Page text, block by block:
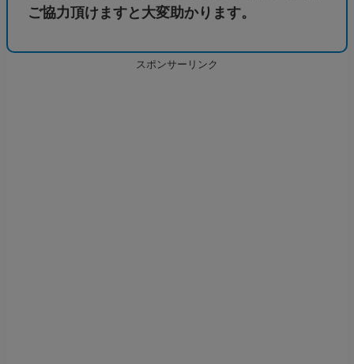
ご協力頂けますと大変助かります。
スポンサーリンク